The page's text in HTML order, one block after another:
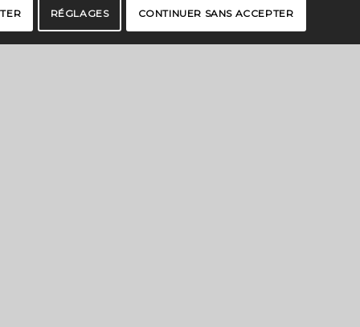
RÉGLAGES CONTINUER SANS ACCEPTER